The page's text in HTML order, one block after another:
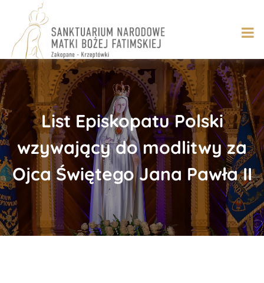
content
List Episkopatu Polski
wzywający do modlitwy za
Ojca Świętego Jana Pawła II